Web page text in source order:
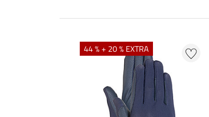
44 % + 20 % EXTRA